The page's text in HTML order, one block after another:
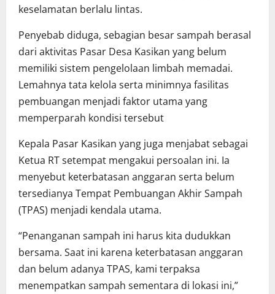
keselamatan berlalu lintas.
Penyebab diduga, sebagian besar sampah berasal
dari aktivitas Pasar Desa Kasikan yang belum
memiliki sistem pengelolaan limbah memadai.
Lemahnya tata kelola serta minimnya fasilitas
pembuangan menjadi faktor utama yang
memperparah kondisi tersebut
Kepala Pasar Kasikan yang juga menjabat sebagai
Ketua RT setempat mengakui persoalan ini. Ia
menyebut keterbatasan anggaran serta belum
tersedianya Tempat Pembuangan Akhir Sampah
(TPAS) menjadi kendala utama.
“Penanganan sampah ini harus kita dudukkan
bersama. Saat ini karena keterbatasan anggaran
dan belum adanya TPAS, kami terpaksa
menempatkan sampah sementara di lokasi ini,”